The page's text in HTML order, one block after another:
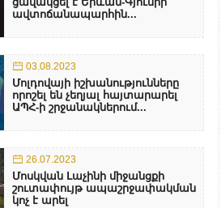
ավտոճանապարհին...
03.08.2023
Մոլդովայի իշխանությունները
որոշել են չեղյալ հայտարարել
ԱՊՀ-ի շրջանակներում...
26.07.2023
Մոսկվան Լաչինի միջանցքի
շուտափույթ ապաշրջափակման
կոչ է արել